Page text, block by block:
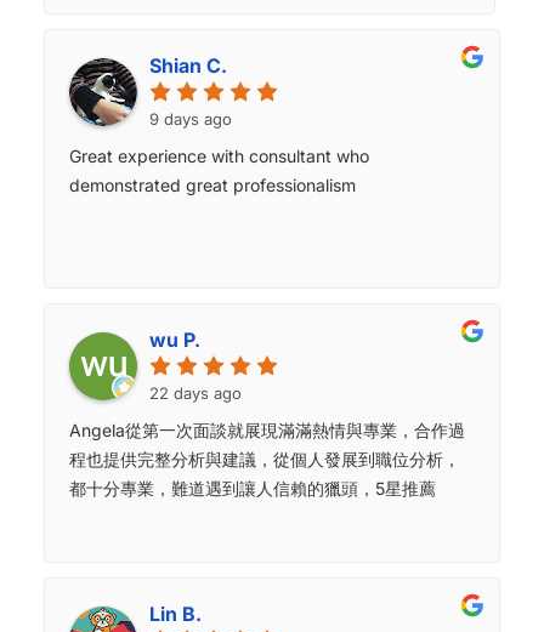
Shian C.
9 days ago
Great experience with consultant who
demonstrated great professionalism
wu P.
22 days ago
Angela從第一次面談就展現滿滿熱情與專業，合作過
程也提供完整分析與建議，從個人發展到職位分析，
都十分專業，難道遇到讓人信賴的獵頭，5星推薦
Lin B.